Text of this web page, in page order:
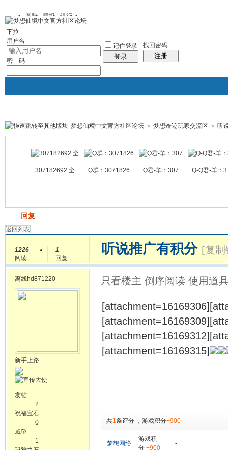
图酷 群组 银行
下拉
用户名
密 码
记住登录
登录
找回密码
注册
银行 群组聚合 我的空间
帖子
梦想仙境中文官方社区论坛 > 梦想奇迹玩家交流区 > 听
307182692 全 Q群：3071826 Q君-羊：307 Q-Q君-羊：3
回复
返回列表
1226
阅读
1
回复
听说推广有积分 [复
离线hd871220
新手上路
发帖
2
祝福宝石
0
威望
1
只看楼主 倒序阅读 使用道
[attachment=16169315]
共1条评分 ， 游戏积分+900
梦想网络
游戏积
分 +900
-